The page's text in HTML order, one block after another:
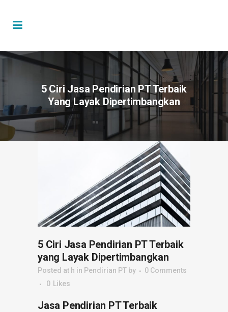
5 Ciri Jasa Pendirian PT Terbaik
Yang Layak Dipertimbangkan
5 Ciri Jasa Pendirian PT Terbaik
yang Layak Dipertimbangkan
Posted at h in Pendirian PT by
0 Comments
0
Likes
Jasa Pendirian PT Terbaik